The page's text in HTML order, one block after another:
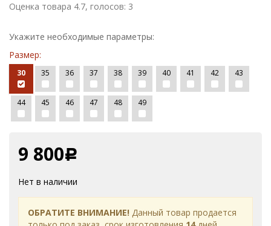
Оценка товара 4.7, голосов: 3
Укажите необходимые параметры:
Размер:
30 35 36 37 38 39 40 41 42 43
44 45 46 47 48 49
9 800Р
Нет в наличии
ОБРАТИТЕ ВНИМАНИЕ! Данный товар продается